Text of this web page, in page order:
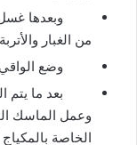
وبعدها
من الغبار
وضع
بعد ما يتم
وعمل الماسك
الخاصة